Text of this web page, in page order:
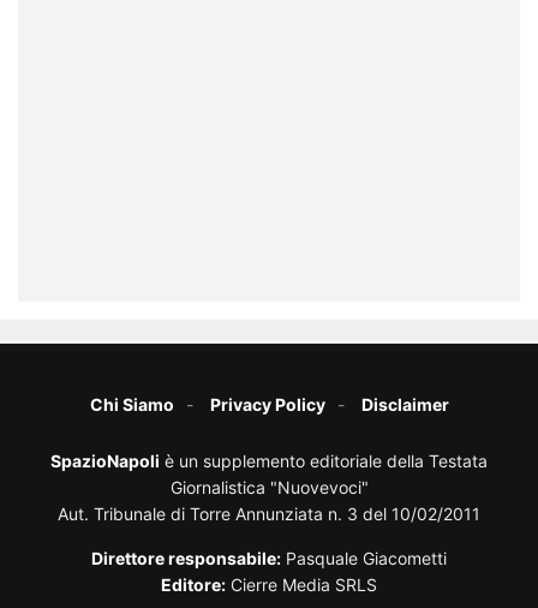
Chi Siamo Privacy Policy Disclaimer
SpazioNapoli è un supplemento editoriale della Testata
Giornalistica "Nuovevoci"
Aut. Tribunale di Torre Annunziata n. 3 del 10/02/2011
Direttore responsabile: Pasquale Giacometti
Editore: Cierre Media SRLS